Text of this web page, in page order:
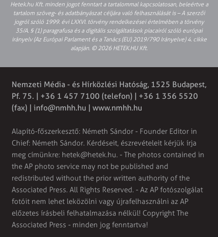
Hetek.hu Kft. minden jogot fenntart a tartalommal kapcsolatosan, beleértve a
tartalom szöveg- és adatbányászat céljára való felhasználását is – A szerzői
jogról szóló 1999. évi LXXVI. törvény rendelkezései értelmében a törvény
35/A. § (1) paragrafusa és a digitális szolgáltatások piacairól szóló európai
irányelv (Az Európai Parlament és a Tanács (EU) 2019/790 Irányelve) 4. cikke
alapján. © 2026 HETEK.HU Kft.
Nemzeti Média - és Hírközlési Hatóság, 1525 Budapest,
Pf. 75. | +36 1 457 7100 (telefon) | +36 1 356 5520
(fax) | info@nmhh.hu | www.nmhh.hu
Alapító-főszerkesztő: Németh Sándor - Founder Editor in
Chief: Németh Sándor. Kérdéseit, észrevételeit kérjük írja
meg címünkre: hetek@hetek.hu. - The photos contained in
the AP photo service may not be published and
redistributed without the prior written authority of the
Associated Press. All Rights Reserved. - Az AP fotószolgálat
fotóit nem lehet leközölni vagy újrafelhasználni az AP
előzetes írásbeli felhatalmazása nélkül! Copyright The
Associated Press - minden jog fenntartva!